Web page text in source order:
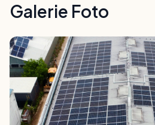
Galerie Foto